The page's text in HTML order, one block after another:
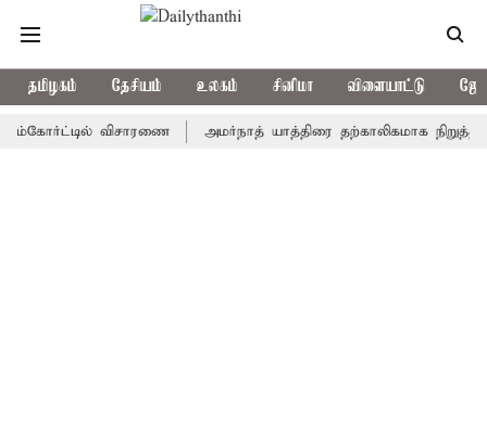
தமிழகம் தேசியம் உலகம் சினிமா விளையாட்டு
விசாரணை அமர்நாத் யாத்திரை தற்காலிகமாக நிறுத்தம்